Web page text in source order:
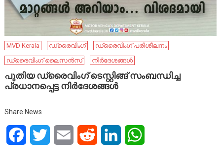
MVD Kerala ഡ്രൈവിംഗ്
ഡ്രൈവിംഗ് പരിശീലനം
ഡ്രൈവിംഗ് ലൈസൻസ്
നിർദേശങ്ങൾ
പുതിയ ഡ്രൈവിംഗ് ടെസ്റ്റിങ്ങ് സംബന്ധിച്ച
പ്രധാനപ്പെട്ട നിർദേശങ്ങൾ
Share News
FacebookTwitter Email Reddit LinkedIn